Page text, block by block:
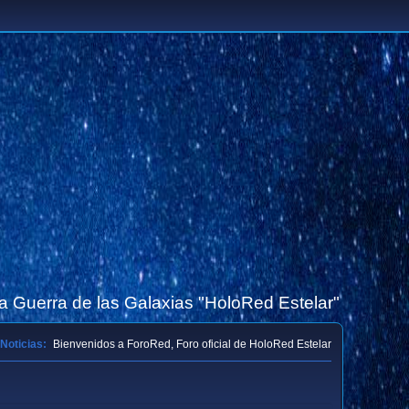
Guerra de las Galaxias "HoloRed Estelar"
Noticias: Bienvenidos a ForoRed, Foro oficial de HoloRed Estelar